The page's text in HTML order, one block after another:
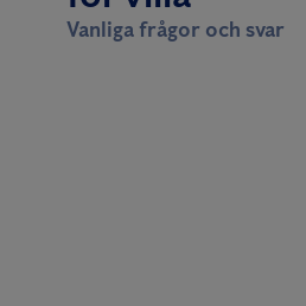
Vanliga frågor och svar